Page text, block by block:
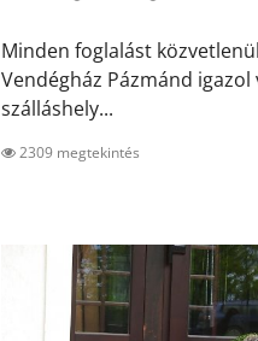
Minden foglalást
Vendégház Pázmánd igazol
szálláshely...
2309 megtekintés